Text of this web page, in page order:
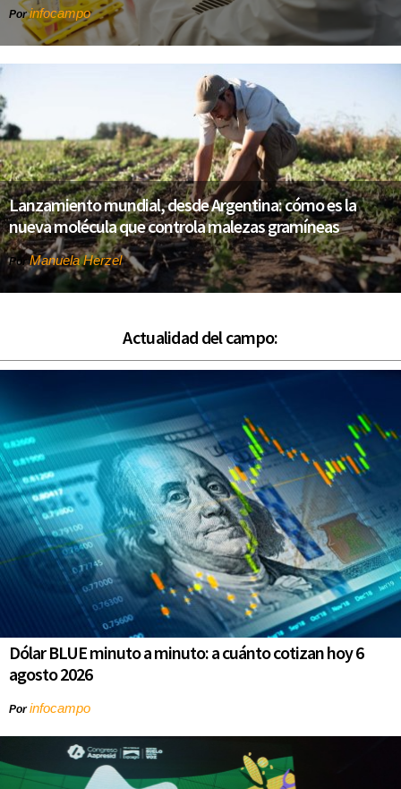
Porinfocampo
Lanzamiento mundial, desde Argentina: cómo es la
nueva molécula que controla malezas gramíneas
PorManuela Herzel
Actualidad del campo:
Dólar BLUE minuto a minuto: a cuánto cotizan hoy 6
agosto 2026
Porinfocampo